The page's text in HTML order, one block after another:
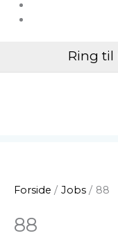
Ring til
Forside Jobs 88
88